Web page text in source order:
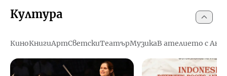
Култура
КиноКнигиАртСветскиТеатърМузикаВ ателието с Ани